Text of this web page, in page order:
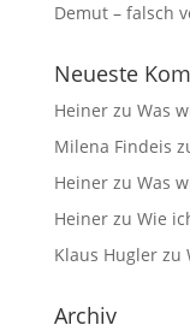
Demut – falsch
Neueste
Heinerzu Was
Milena Findeis
Heinerzu Was
Heinerzu Wie
Klaus Huglerzu
Archiv